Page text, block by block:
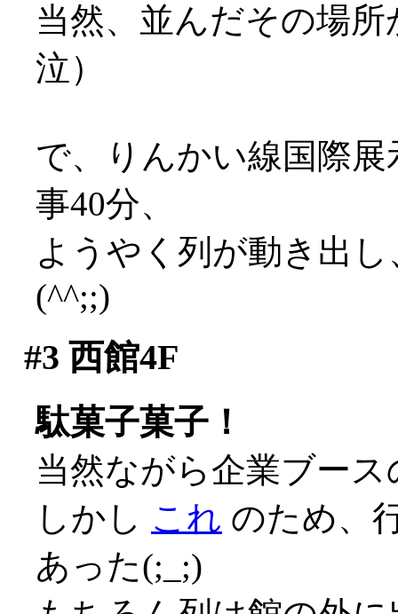
当然、並んだその場
泣）
で、りんかい線国際
事40分、
ようやく列が動き出
(^^;;)
#3 西館4F
駄菓子菓子！
当然ながら企業ブー
しかし これ のため、
あった(;_;)